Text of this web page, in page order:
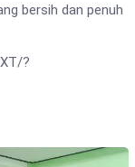
bersih dan penuh
?